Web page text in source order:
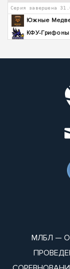
Серия завершена
Южные
КФУ-Грифоны
МЛБЛ —